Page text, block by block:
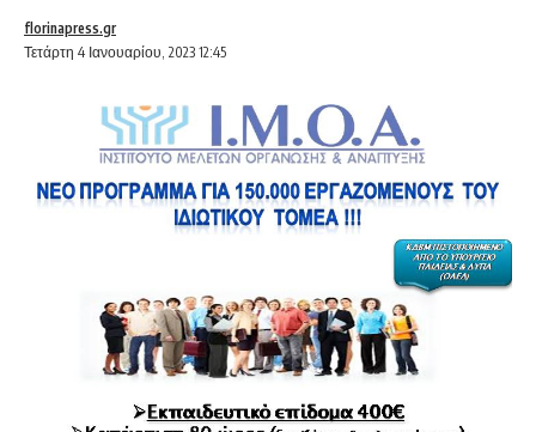
Τετάρτη 4 Ιανουαρίου, 2023 12:45
florinapress.gr